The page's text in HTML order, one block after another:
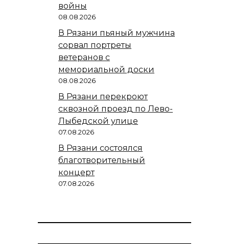
войны
08.08.2026
В Рязани пьяный мужчина
сорвал портреты
ветеранов с
мемориальной доски
08.08.2026
В Рязани перекроют
сквозной проезд по Лево-
Лыбедской улице
07.08.2026
В Рязани состоялся
благотворительный
концерт
07.08.2026